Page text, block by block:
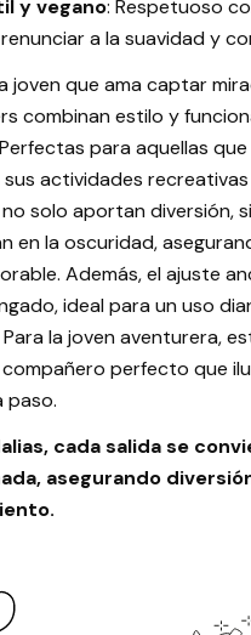
y vegano: Respetuoso
a la suavidad y
joven que ama captar
combinan estilo y
para aquellas
actividades recreativas
solo aportan diversión,
en la oscuridad,
Además, el ajuste
ideal para un uso
la joven aventurera,
perfecto que
paso.
cada salida se
asegurando